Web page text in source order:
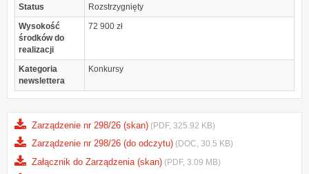
Status
Rozstrzygnięty
Wysokość
środków do
realizacji
72 900 zł
Kategoria
newslettera
Konkursy
Zarządzenie nr 298/26 (skan) (PDF, 325.92 KB)
Zarządzenie nr 298/26 (do odczytu) (DOC, 30.5 KB)
Załącznik do Zarządzenia (skan) (PDF, 3.09 MB)